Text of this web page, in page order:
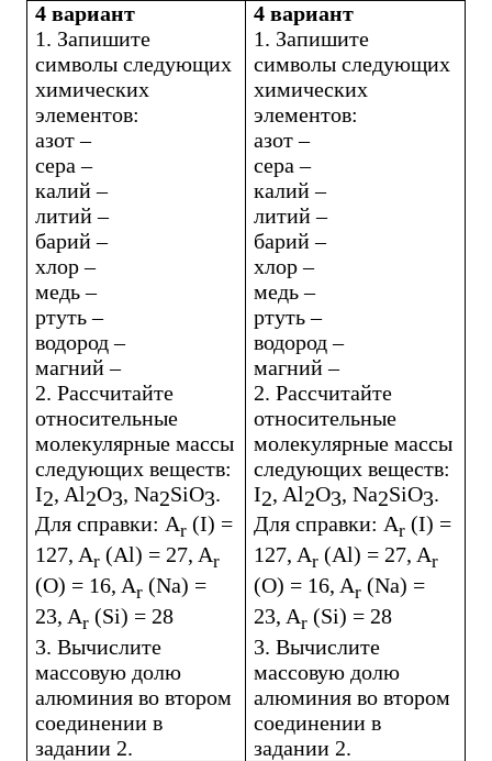
4 вариант
1. Запишите
символы следующих
химических
элементов:
азот –
сера –
калий –
литий –
барий –
хлор –
медь –
ртуть –
водород –
магний –
2. Рассчитайте
относительные
молекулярные массы
следующих веществ:
I2, Al2O3,Na2SiO3.
Для справки: Ar (I) =
127, Ar (Al) = 27, Ar
(O) = 16, Ar (Na) =
23, Ar (Si) = 28
3. Вычислите
массовую долю
алюминия во втором
соединении в
задании 2.
4 вариант
1. Запишите
символы следующих
химических
элементов:
азот –
сера –
калий –
литий –
барий –
хлор –
медь –
ртуть –
водород –
магний –
2. Рассчитайте
относительные
молекулярные массы
следующих веществ:
I2, Al2O3,Na2SiO3.
Для справки: Ar (I) =
127, Ar (Al) = 27, Ar
(O) = 16, Ar (Na) =
23, Ar (Si) = 28
3. Вычислите
массовую долю
алюминия во втором
соединении в
задании 2.